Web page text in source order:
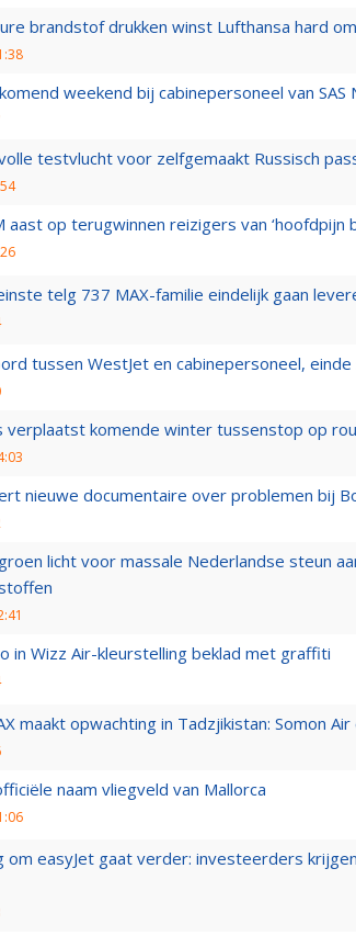
brandstof drukken winst Lufthansa hard
weekend bij cabinepersoneel van SAS
testvlucht voor zelfgemaakt Russisch
aast op terugwinnen reizigers van ‘hoofdpijn
telg 737 MAX-familie eindelijk gaan
tussen WestJet en cabinepersoneel,
verplaatst komende winter tussenstop op
nieuwe documentaire over problemen bij
licht voor massale Nederlandse steun
in Wizz Air-kleurstelling beklad met graffiti
maakt opwachting in Tadzjikistan: Somon
naam vliegveld van Mallorca
om easyJet gaat verder: investeerders